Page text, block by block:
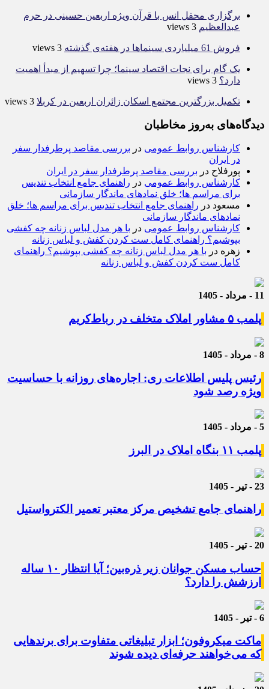
برگزاری محفل انس با قرآن ویژه اربعین حسینی در حرم
عبدالعظیم 3 views
فروش 61 میلیاردی سینماها در هفته‌ی گذشته 3 views
یک گام برای نجات اقتصاد سینما؛ چرا تسهیم از مبدأ اهمیت
دارد؟ 3 views
تکمیل بزرگترین مجتمع اسکان زائران اربعین در کربلا 3 views
دیدگاه‌های به‌روز مخاطبان
کارشناس روابط عمومی در بررسی مقاصد پرطرفدار سفر
در ایران
پورفلاح در بررسی مقاصد پرطرفدار سفر در ایران
کارشناس روابط عمومی در راهنمای جامع انتخاب تندیس
برای مراسم ها؛ خلق نمادهای ماندگار سازمانی
مسعود در راهنمای جامع انتخاب تندیس برای مراسم ها؛ خلق
نمادهای ماندگار سازمانی
کارشناس روابط عمومی در با هر مدل لباس زنانه چه کفشی
بپوشیم؟ راهنمای کامل ست کردن کفش و لباس زنانه
زهره در با هر مدل لباس زنانه چه کفشی بپوشیم؟ راهنمای
کامل ست کردن کفش و لباس زنانه
11 - مرداد - 1405
پلمب ۵ مشاور املاک متخلف در رباط‌کریم
8 - مرداد - 1405
رئیس پلیس اطلاعات ری: اجاره‌های روزانه با حساسیت
ویژه رصد شود
5 - مرداد - 1405
پلمب ۱۱ بنگاه املاک در البرز
23 - تیر - 1405
راهنمای جامع تشخیص مرکز معتبر تعمیر الکترواستیل
20 - تیر - 1405
حساب مسکن جوانان زیر ذره‌بین؛ آیا انتظار ۱۰ ساله
ارزشش را دارد؟
6 - تیر - 1405
ماکت میکروفون؛ ابزار تبلیغاتی متفاوت برای برندهایی
که می‌خواهند حرفه‌ای دیده شوند